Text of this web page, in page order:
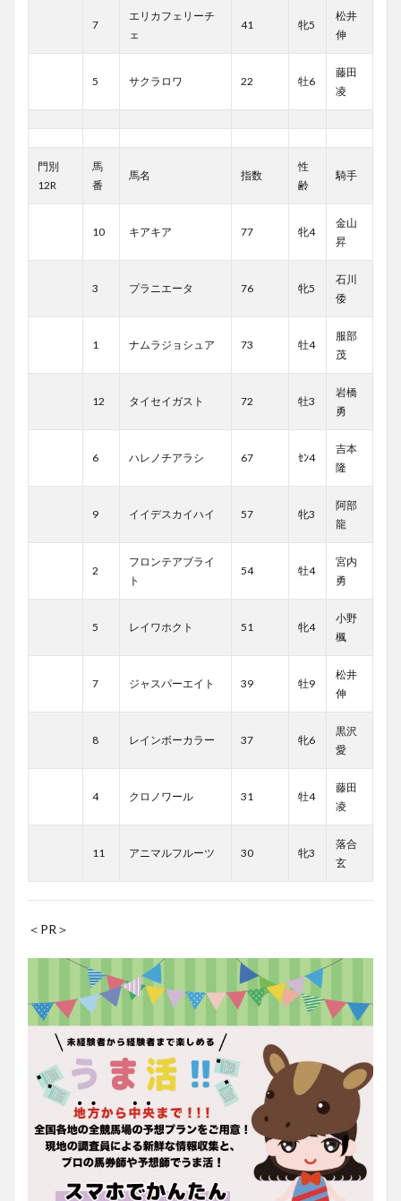
7
エリカフェリーチ
ェ
41 牝5
松井
伸
5 サクラロワ 22 牡6
藤田
凌
門別
12R
馬
番
馬名 指数
性
齢
騎手
10 キアキア 77 牝4
金山
昇
3 プラニエータ 76 牝5
石川
倭
1 ナムラジョシュア 73 牡4
服部
茂
12 タイセイガスト 72 牡3
岩橋
勇
6 ハレノチアラシ 67 ｾﾝ4
吉本
隆
9 イイデスカイハイ 57 牝3
阿部
龍
2
フロンテアブライ
ト
54 牡4
宮内
勇
5 レイワホクト 51 牝4
小野
楓
7 ジャスパーエイト 39 牡9
松井
伸
8 レインボーカラー 37 牝6
黒沢
愛
4 クロノワール 31 牡4
藤田
凌
11 アニマルフルーツ 30 牝3
落合
玄
＜PR＞